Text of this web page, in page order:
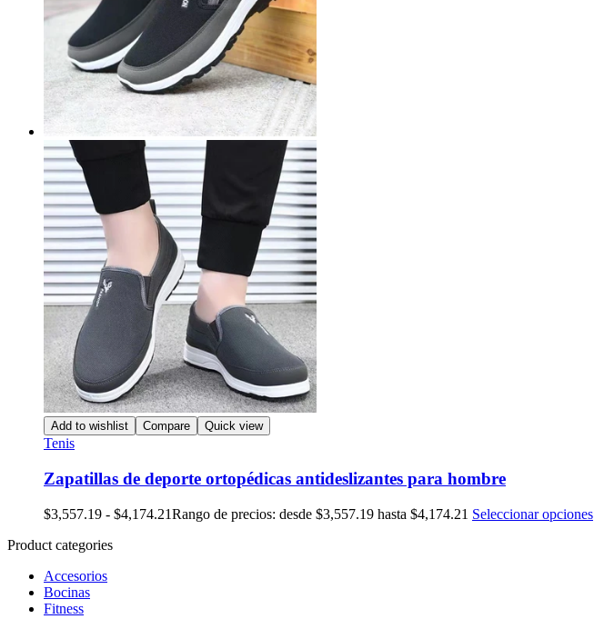
Add to wishlist Compare Quick view
Tenis
Zapatillas de deporte ortopédicas antideslizantes para hombre
$3,557.19 - $4,174.21Rango de precios: desde $3,557.19 hasta $4,174.21 Seleccionar opciones
Product categories
Accesorios
Bocinas
Fitness